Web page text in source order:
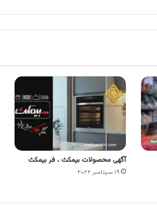
آگهی محصولات بیمکث ، فر بیمکث
۱۹ سپتامبر ۲۰۲۲